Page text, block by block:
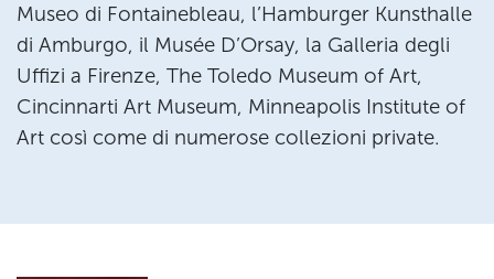
Museo di Fontainebleau, l’Hamburger Kunsthalle
di Amburgo, il Musée D’Orsay, la Galleria degli
Uffizi a Firenze, The Toledo Museum of Art,
Cincinnarti Art Museum, Minneapolis Institute of
Art così come di numerose collezioni private.